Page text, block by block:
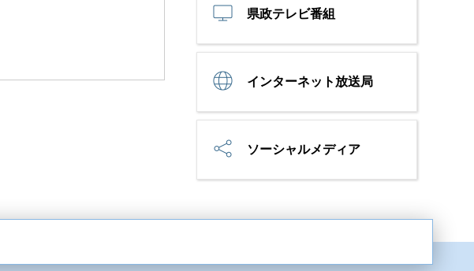
県政テレビ番組
インターネット放送局
ソーシャルメディア